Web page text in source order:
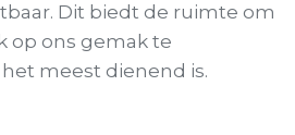
Dit biedt de ruimte om
op ons gemak te
meest dienend is.